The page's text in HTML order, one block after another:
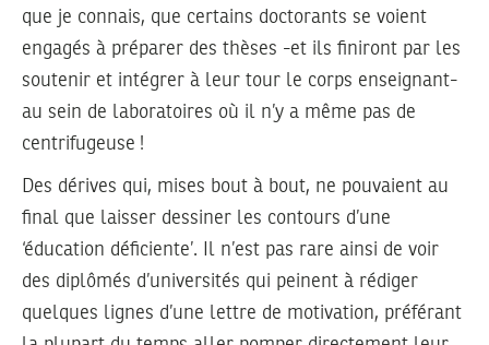
que je connais, que certains doctorants se voient
engagés à préparer des thèses -et ils finiront par les
soutenir et intégrer à leur tour le corps enseignant-
au sein de laboratoires où il n’y a même pas de
centrifugeuse !
Des dérives qui, mises bout à bout, ne pouvaient au
final que laisser dessiner les contours d’une
‘éducation déficiente’. Il n’est pas rare ainsi de voir
des diplômés d’universités qui peinent à rédiger
quelques lignes d’une lettre de motivation, préférant